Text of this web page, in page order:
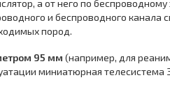
а от него по
и беспроводного канала
пород.
95 мм (например, для
миниатюрная